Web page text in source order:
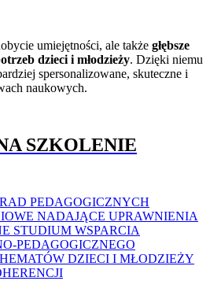
umiejętności, ale także głębsze
dzieci i młodzieży. Dzięki niemu
spersonalizowane, skuteczne i
naukowych.
SZKOLENIE
PEDAGOGICZNYCH
NADAJĄCE UPRAWNIENIA
STUDIUM WSPARCIA
PEDAGOGICZNEGO
DZIECI I MŁODZIEŻY